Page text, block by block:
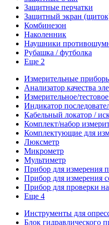
Защитные перчатки
Защитный экран
Комбинезон
Наколенник
Наушники
Рубашка / футболка
Еще 2
Измерительные
Анализатор качества
Измерительное/
Индикатор
Кабельный локатор /
Комплект/набор
Комплектующие для
Люксметр
Микрометр
Мультиметр
Прибор для измерения
Прибор для измерения
Прибор для проверки
Еще 4
Инструменты для
Блок гидравлического